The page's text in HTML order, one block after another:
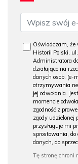
Oświadczam,
Historii Polski,
Administratora
działające na
danych osob. (e-
otrzymywania
jej odwołania.
momencie
zgodność z
zgody udzielonej
przysługuje mi
sprostowania,
danych, do